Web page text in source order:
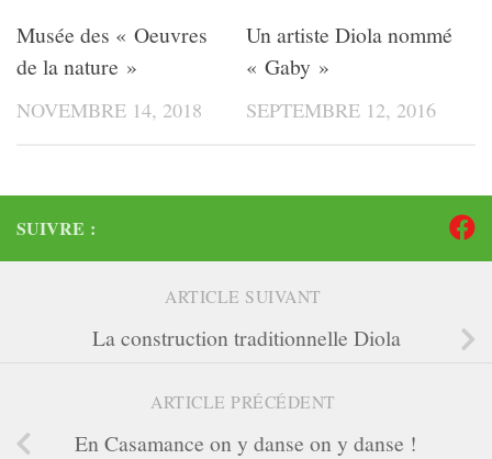
Musée des « Oeuvres
de la nature »
NOVEMBRE 14, 2018
Un artiste Diola nommé
« Gaby »
SEPTEMBRE 12, 2016
SUIVRE :
ARTICLE SUIVANT
La construction traditionnelle Diola
ARTICLE PRÉCÉDENT
En Casamance on y danse on y danse !